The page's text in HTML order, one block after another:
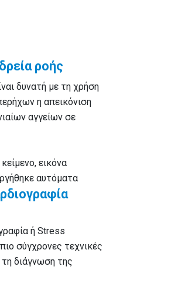
ροής
δυνατή με τη χρήση
η απεικόνιση
αγγείων σε
ή Stress
σύγχρονες τεχνικές
διάγνωση της